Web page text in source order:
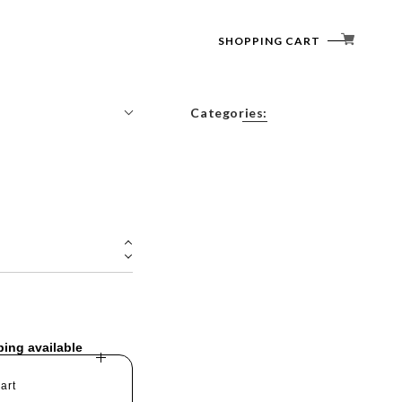
SHOPPING CART
Categories:
available